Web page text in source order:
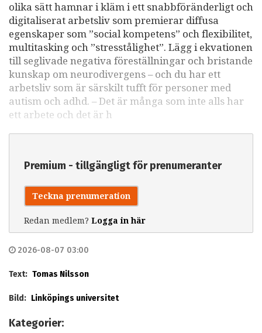
olika sätt hamnar i kläm i ett snabbföränderligt och
digitaliserat arbetsliv som premierar diffusa
egenskaper som ”social kompetens” och flexibilitet,
multitasking och ”stresstålighet”. Lägg i ekvationen
till seglivade negativa föreställningar och bristande
kunskap om neurodivergens – och du har ett
arbetsliv som är särskilt tufft för personer med
autism och adhd. – Det är många som inte alls har
ett arbete och det är h
Premium - tillgängligt för prenumeranter
Teckna prenumeration
Redan medlem? Logga in här
2026-08-07 03:00
Text: Tomas Nilsson
Bild: Linköpings universitet
Kategorier: